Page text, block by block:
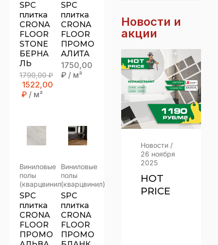
SPC
плитка
CRONA
FLOOR
STONE
БЕРНА
ЛЬ
1790,00₽
1522,00
₽ / м²
SPC
плитка
CRONA
FLOOR
ПРОМО
АЛИТА
1750,00
₽ / м²
Виниловые
полы
(кварцвинил)
SPC
плитка
CRONA
FLOOR
ПРОМО
Виниловые
полы
(кварцвинил)
SPC
плитка
CRONA
FLOOR
ПРОМО
Новости и
акции
Новости/
2025
КОГДА
НУЖЕН
КЕРАМ
ОГРАН
ИТ
“ЗДЕСЬ
Новости /
26 ноября
2025
HOT
PRICE